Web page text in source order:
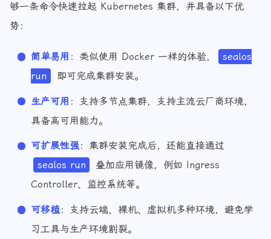
够一条命令快速拉起 Kubernetes 集群，并具备以下优
势：
简单易用 ：类似使用 Docker 一样的体验，
sealos
run
即可完成集群安装。
生产可用 ：支持多节点集群，支持主流云厂商环境，
具备高可用能力。
可扩展性强：集群安装完成后，还能直接通过
sealos run
叠加应用镜像，例如 Ingress
Controller、监控系统等。
可移植：支持云端、裸机、虚拟机多种环境，避免学
习工具与生产环境割裂。